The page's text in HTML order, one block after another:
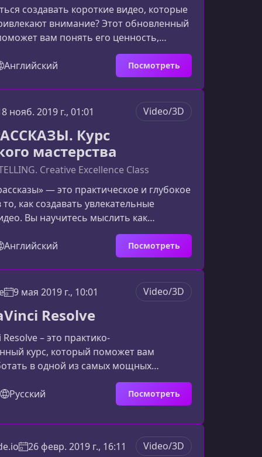
создавать короткие видео, которые
внимание? Этот обновленный
вам понять его ценность,
и уникальные особенности. Узнайте,
у опытного режиссёра поможет вам
с видеоконтентом и создавать
цепляют зрителя с первых секунд.О
научитесьКурс раскрывает полный
коротких интернет‑видео — от идеи и
с
Английский Посмотреть
нояб. 2019 г., 01:01 Video/3D
Курс
мастерства
Creative Excellence Class
— это практическое и глубокое
как создавать увлекательные
Вы научитесь мыслить как
как оператор и собирать историю
монтажер, даже если только
путь.О чем этот курсКурс раскрывает
видеопроизводства — от идеи до
Вместо фокуса на технике и
оборудовании вы освоите главное —
Английский Посмотреть
9 мая 2019 г., 10:01 Video/3D
Resolve
– это практико-
курс, который поможет вам
в одной из самых мощных
монтажа и цветокоррекции. Материал
так, чтобы вы смогли быстро перейти
работе с видео и научились
профессиональные
стоит освоить DaVinci ResolveDaVinci
стал стандартом в индустрии благодаря
Русский Посмотреть
26 февр. 2019 г., 16:11 Video/3D